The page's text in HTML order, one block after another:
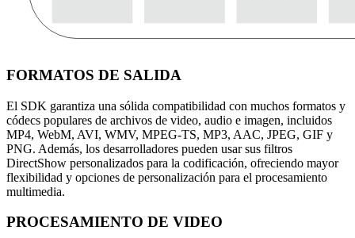
FORMATOS DE SALIDA
El SDK garantiza una sólida compatibilidad con muchos formatos y
códecs populares de archivos de video, audio e imagen, incluidos
MP4, WebM, AVI, WMV, MPEG-TS, MP3, AAC, JPEG, GIF y
PNG. Además, los desarrolladores pueden usar sus filtros
DirectShow personalizados para la codificación, ofreciendo mayor
flexibilidad y opciones de personalización para el procesamiento
multimedia.
PROCESAMIENTO DE VIDEO